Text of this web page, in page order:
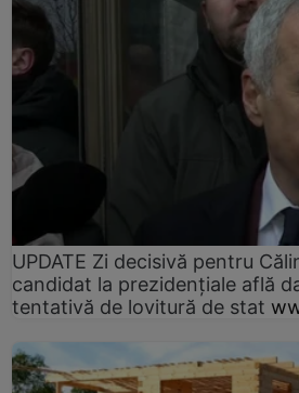
UPDATE Zi decisivă pentru
candidat la prezidențiale află
tentativă de lovitură de stat